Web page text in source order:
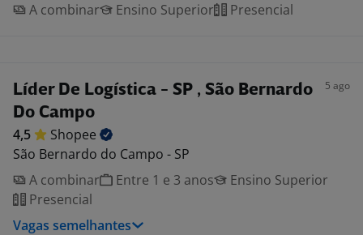
A combinar
Ensino Superior Presencial
Líder De Logística - SP , São Bernardo
Do Campo
5 ago
4,5
Shopee
São Bernardo do Campo - SP
A combinar
Entre 1 e 3 anos
Ensino Superior
Presencial
Vagas semelhantes